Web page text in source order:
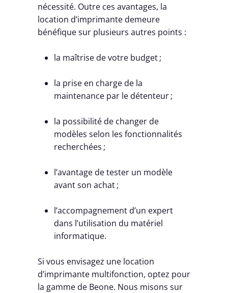
nécessité. Outre ces avantages, la
location d’imprimante demeure
bénéfique sur plusieurs autres points :
la maîtrise de votre budget ;
la prise en charge de la
maintenance par le détenteur ;
la possibilité de changer de
modèles selon les fonctionnalités
recherchées ;
l’avantage de tester un modèle
avant son achat ;
l’accompagnement d’un expert
dans l’utilisation du matériel
informatique.
Si vous envisagez une location
d’imprimante multifonction, optez pour
la gamme de Beone. Nous misons sur